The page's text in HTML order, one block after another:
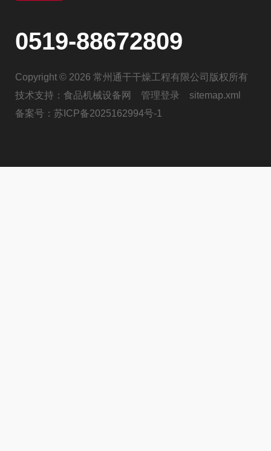
0519-88672809
Copyright © 2026 常州通干干燥工程有限公司版权所有
技术支持： 食品机械设备网 管理登录
sitemap.xml
备案号： 苏ICP备2025162994号-1